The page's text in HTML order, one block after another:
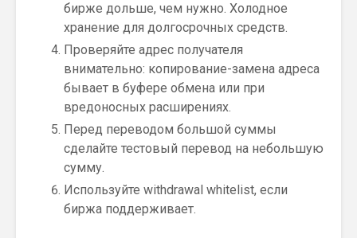
бирже дольше, чем нужно. Холодное
хранение для долгосрочных средств.
Проверяйте адрес получателя
внимательно: копирование-замена адреса
бывает в буфере обмена или при
вредоносных расширениях.
Перед переводом большой суммы
сделайте тестовый перевод на небольшую
сумму.
Используйте withdrawal whitelist, если
биржа поддерживает.